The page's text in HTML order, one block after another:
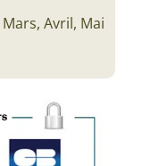
Mars, Avril, Mai